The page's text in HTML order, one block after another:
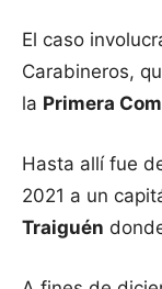
El caso
Carabineros,
la Primera
Hasta allí fue
2021 a un
Traiguén